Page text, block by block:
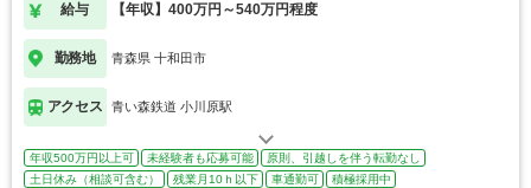
給与 【年収】400万円～540万円程度
勤務地 青森県 十和田市
アクセス 青い森鉄道 小川原駅
年収500万円以上可 未経験者も応募可能
原則、引越しを伴う転勤なし
土日休み（相談可含む）
残業月10ｈ以下 車通勤可 積極採用中